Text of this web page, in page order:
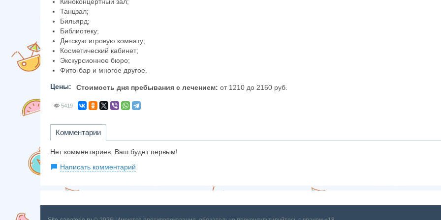
Танцзал;
Бильярд;
Библиотеку;
Детскую игровую комнату;
Косметический кабинет;
Экскурсионное бюро;
Фито-бар и многое другое.
Цены: Стоимость дня пребывания с лечением: от 1210 до 2160 руб.
5419
Комментарии
Нет комментариев. Ваш будет первым!
Написать комментарий